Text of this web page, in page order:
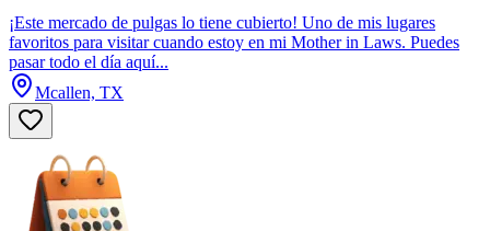
¡Este mercado de pulgas lo tiene cubierto! Uno de mis lugares
favoritos para visitar cuando estoy en mi Mother in Laws. Puedes
pasar todo el día aquí...
Mcallen, TX